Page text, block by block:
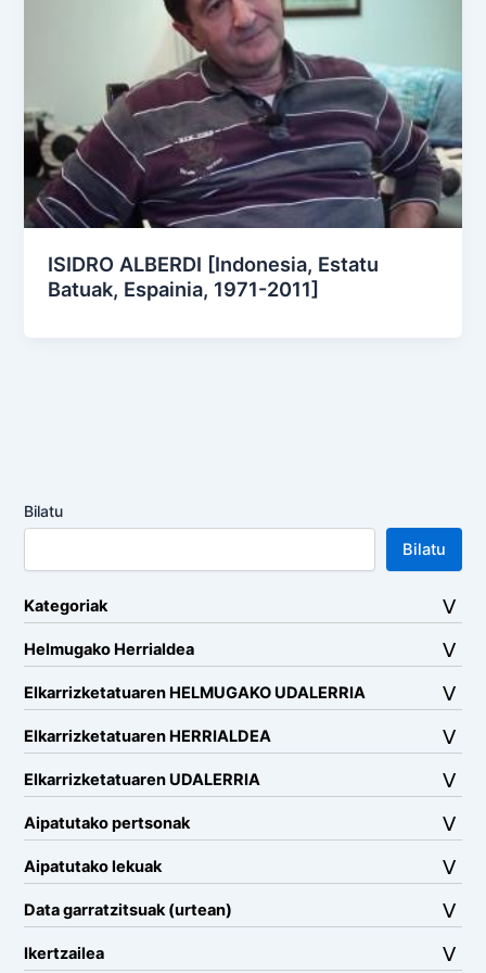
ISIDRO ALBERDI [Indonesia, Estatu
Batuak, Espainia, 1971-2011]
Bilatu
Bilatu
Kategoriak
Helmugako Herrialdea
Elkarrizketatuaren HELMUGAKO UDALERRIA
Elkarrizketatuaren HERRIALDEA
Elkarrizketatuaren UDALERRIA
Aipatutako pertsonak
Aipatutako lekuak
Data garratzitsuak (urtean)
Ikertzailea